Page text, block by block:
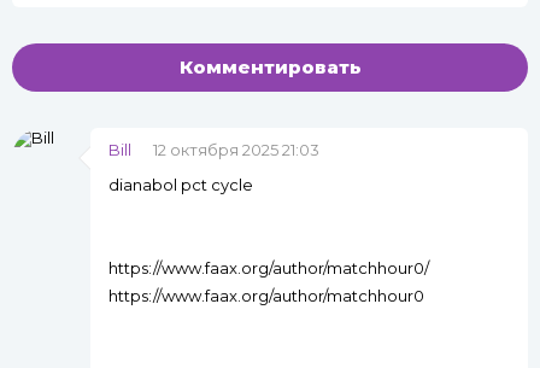
Комментировать
Bill
12 октября 2025 21:03
dianabol pct cycle
https://www.faax.org/author/matchhour0/
https://www.faax.org/author/matchhour0